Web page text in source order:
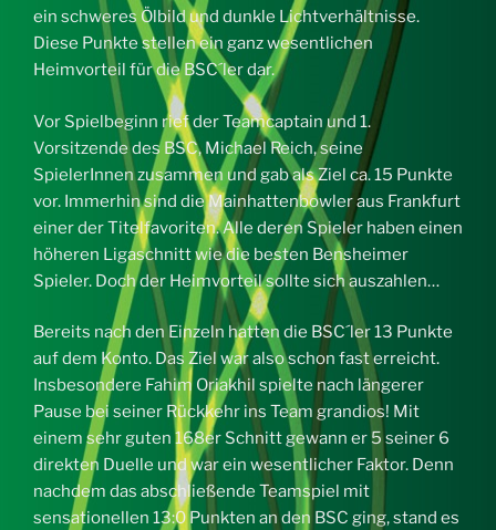
ein schweres Ölbild und dunkle Lichtverhältnisse.
Diese Punkte stellen ein ganz wesentlichen
Heimvorteil für die BSC´ler dar.
Vor Spielbeginn rief der Teamcaptain und 1.
Vorsitzende des BSC, Michael Reich, seine
SpielerInnen zusammen und gab als Ziel ca. 15 Punkte
vor. Immerhin sind die Mainhattenbowler aus Frankfurt
einer der Titelfavoriten. Alle deren Spieler haben einen
höheren Ligaschnitt wie die besten Bensheimer
Spieler. Doch der Heimvorteil sollte sich auszahlen…
Bereits nach den Einzeln hatten die BSC´ler 13 Punkte
auf dem Konto. Das Ziel war also schon fast erreicht.
Insbesondere Fahim Oriakhil spielte nach längerer
Pause bei seiner Rückkehr ins Team grandios! Mit
einem sehr guten 168er Schnitt gewann er 5 seiner 6
direkten Duelle und war ein wesentlicher Faktor. Denn
nachdem das abschließende Teamspiel mit
sensationellen 13:0 Punkten an den BSC ging, stand es